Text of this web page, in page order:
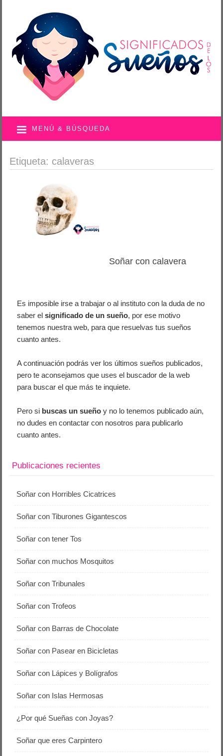
MENÚ & BÚSQUEDA
Etiqueta: calaveras
Soñar con calavera
Es imposible irse a trabajar o al instituto con la duda de no
saber elsignificado de un sueño, por ese motivo
tenemos nuestra web, para que resuelvas tus sueños
cuanto antes.
A continuación podrás ver los últimos sueños publicados,
pero te aconsejamos que uses el buscador de la web
para buscar el que más te inquiete.
Pero si buscas un sueño y no lo tenemos publicado aún,
no dudes en contactar con nosotros para publicarlo
cuanto antes.
Publicaciones recientes
Soñar con Horribles Cicatrices
Soñar con Tiburones Gigantescos
Soñar con tener Tos
Soñar con muchos Mosquitos
Soñar con Tribunales
Soñar con Trofeos
Soñar con Barras de Chocolate
Soñar con Pasear en Bicicletas
Soñar con Lápices y Bolígrafos
Soñar con Islas Hermosas
¿Por qué Sueñas con Joyas?
Soñar que eres Carpintero